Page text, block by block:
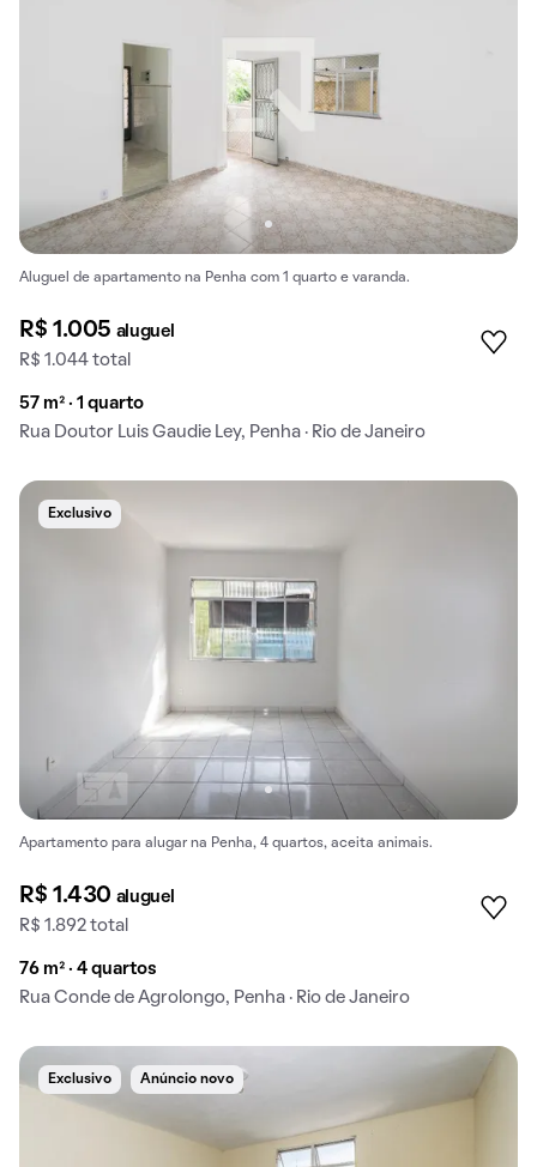
Aluguel de apartamento na Penha com 1 quarto e varanda.
R$ 1.005 aluguel
R$ 1.044 total
57 m² · 1 quarto
Rua Doutor Luis Gaudie Ley, Penha · Rio de Janeiro
Exclusivo
Apartamento para alugar na Penha, 4 quartos, aceita animais.
R$ 1.430 aluguel
R$ 1.892 total
76 m² · 4 quartos
Rua Conde de Agrolongo, Penha · Rio de Janeiro
Exclusivo Anúncio novo